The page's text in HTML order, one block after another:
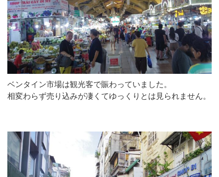
ベンタイン市場は観光客で賑わっていました。
相変わらず売り込みが凄くてゆっくりとは見られません。